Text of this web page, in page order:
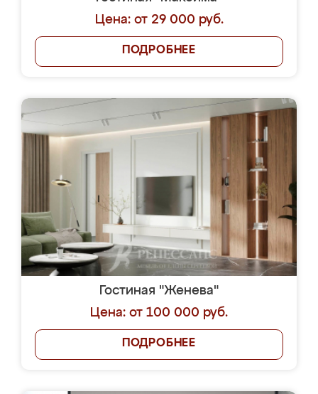
Цена: от 29 000 руб.
ПОДРОБНЕЕ
Гостиная "Женева"
Цена: от 100 000 руб.
ПОДРОБНЕЕ